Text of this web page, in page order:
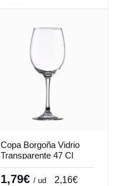
Copa Borgoña Vidrio
Transparente 47 Cl
Syrah-Tensionada
Vicrila
1,79€ / ud 2,16€